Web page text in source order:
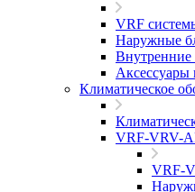
VRF
Наружные
Внутренние
Климатическое
VRF-VRV-
VRF-